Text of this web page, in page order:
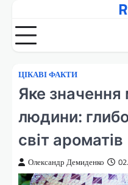
вмісту
ЦІКАВІ ФАКТИ
Яке значення
людини:
світ ароматів
Олександр Демиденко